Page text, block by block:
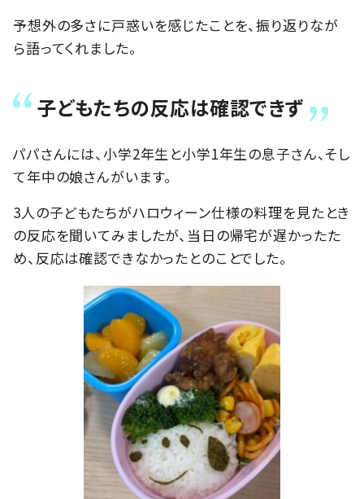
予想外の多さに戸惑いを感じたことを、振り返りなが
ら語ってくれました。
子どもたちの反応は確認できず
パパさんには、小学2年生と小学1年生の息子さん、そし
て年中の娘さんがいます。
3人の子どもたちがハロウィーン仕様の料理を見たとき
の反応を聞いてみましたが、当日の帰宅が遅かったた
め、反応は確認できなかったとのことでした。